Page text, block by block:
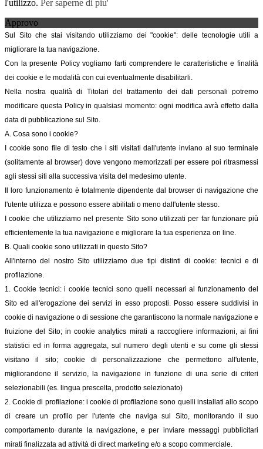
l'utilizzo. Per saperne di piu'
Approvo
Sul Sito che stai visitando utilizziamo dei "cookie": delle tecnologie utili a
migliorare la tua navigazione.
Con la presente Policy vogliamo farti comprendere le caratteristiche e finalità
dei cookie e le modalità con cui eventualmente disabilitarli.
Nella nostra qualità di Titolari del trattamento dei dati personali potremo
modificare questa Policy in qualsiasi momento: ogni modifica avrà effetto dalla
data di pubblicazione sul Sito.
A. Cosa sono i cookie?
I cookie sono file di testo che i siti visitati dall'utente inviano al suo terminale
(solitamente al browser) dove vengono memorizzati per essere poi ritrasmessi
agli stessi siti alla successiva visita del medesimo utente.
Il loro funzionamento è totalmente dipendente dal browser di navigazione che
l'utente utilizza e possono essere abilitati o meno dall'utente stesso.
I cookie che utilizziamo nel presente Sito sono utilizzati per far funzionare più
efficientemente la tua navigazione e migliorare la tua esperienza on line.
B. Quali cookie sono utilizzati in questo Sito?
All'interno del nostro Sito utilizziamo due tipi distinti di cookie: tecnici e di
profilazione.
1. Cookie tecnici: i cookie tecnici sono quelli necessari al funzionamento del
Sito ed all'erogazione dei servizi in esso proposti. Posso essere suddivisi in
cookie di navigazione o di sessione che garantiscono la normale navigazione e
fruizione del Sito; in cookie analytics mirati a raccogliere informazioni, ai fini
statistici ed in forma aggregata, sul numero degli utenti e su come gli stessi
visitano il sito; cookie di personalizzazione che permettono all'utente,
migliorandone il servizio, la navigazione in funzione di una serie di criteri
selezionabili (es. lingua prescelta, prodotto selezionato)
2. Cookie di profilazione: i cookie di profilazione sono quelli installati allo scopo
di creare un profilo per l'utente che naviga sul Sito, monitorando il suo
comportamento durante la navigazione, e per inviare messaggi pubblicitari
mirati finalizzata ad attività di direct marketing e/o a scopo commerciale.